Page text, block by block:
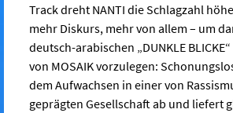
Track dreht NANTI die Schlagzahl
mehr Diskurs, mehr von allem – um
deutsch-arabischen „DUNKLE
von MOSAIK vorzulegen:
dem Aufwachsen in einer von
geprägten Gesellschaft ab und liefert